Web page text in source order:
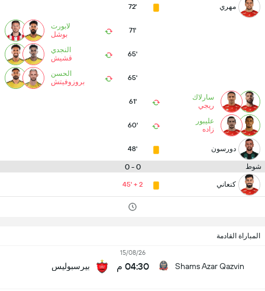
مهري 72'
71'
لابورت
بوشل
65'
النجدي
قشيش
65'
الحسن
بروزوفيتش
سارلاك
ريجي
61'
عليبور
زاده
60'
دورسون 48'
شوط 0 - 0
كنعاني 45' + 2
المباراة القادمة
Shams Azar Qazvin
15/08/26
04:30 م بیرسبولیس